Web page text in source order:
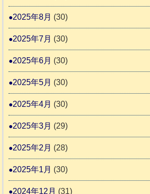
2025年8月 (30)
2025年7月 (30)
2025年6月 (30)
2025年5月 (30)
2025年4月 (30)
2025年3月 (29)
2025年2月 (28)
2025年1月 (30)
2024年12月 (31)